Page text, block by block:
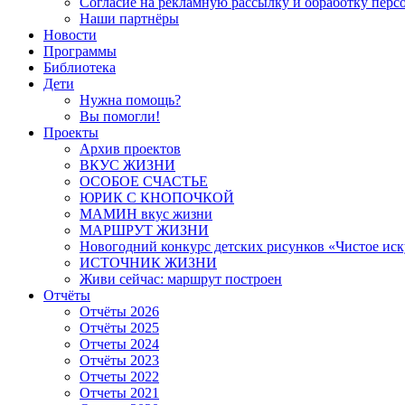
Наши партнёры
Новости
Программы
Библиотека
Дети
Нужна помощь?
Вы помогли!
Проекты
Архив проектов
ВКУС ЖИЗНИ
ОСОБОЕ СЧАСТЬЕ
ЮРИК С КНОПОЧКОЙ
МАМИН вкус жизни
МАРШРУТ ЖИЗНИ
Новогодний конкурс детских рисунков «Чистое
ИСТОЧНИК ЖИЗНИ
Живи сейчас: маршрут построен
Отчёты
Отчёты 2026
Отчёты 2025
Отчеты 2024
Отчёты 2023
Отчеты 2022
Отчеты 2021